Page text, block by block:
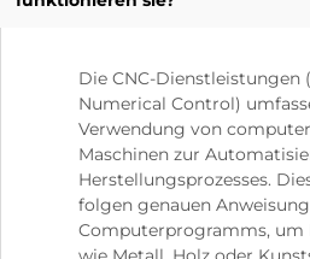
Die CNC-Dienstleistungen
Numerical Control)
Verwendung von
Maschinen zur
Herstellungsprozesses.
folgen genauen
Computerprogramms, um